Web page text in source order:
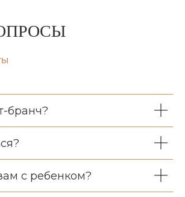
бранч?
с ребенком?